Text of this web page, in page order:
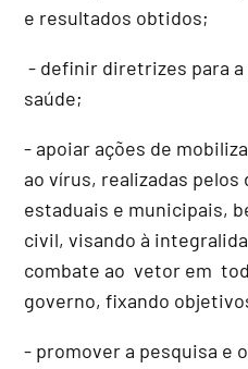
e resultados obtidos;
- definir diretrizes para a
saúde;
- apoiar ações de
ao vírus, realizadas pelos
estaduais e municipais,
civil, visando à
combate ao vetor em
governo, fixando
- promover a pesquisa e